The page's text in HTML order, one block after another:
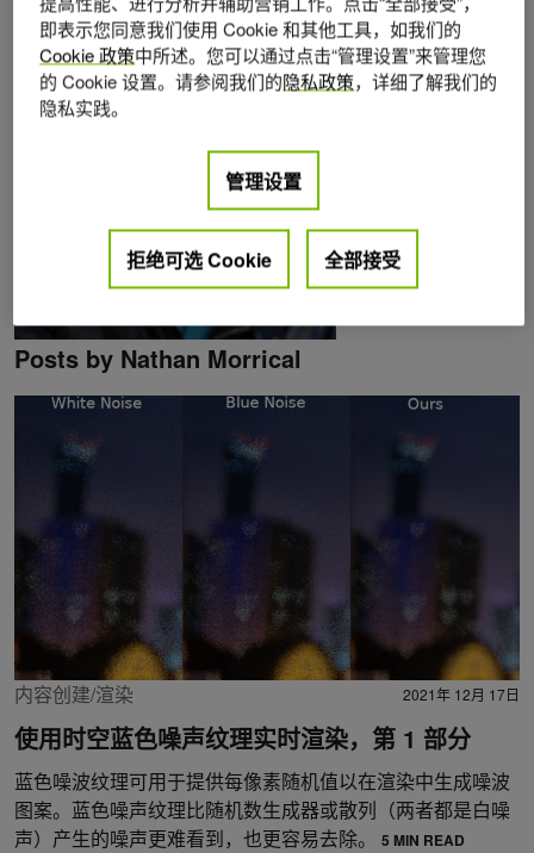
Posts by Nathan Morrical
内容创建/渲染 2021年 12月 17日
使用时空蓝色噪声纹理实时渲染，第 1 部分
蓝色噪波纹理可用于提供每像素随机值以在渲染中生成噪波
图案。蓝色噪声纹理比随机数生成器或散列（两者都是白噪
声）产生的噪声更难看到，也更容易去除。
5 MIN READ
即表示您同意我们使用 Cookie 和其他工具，如我们的
Cookie 政策中所述。您可以通过点击“管理设置”来管理您
的 Cookie 设置。请参阅我们的隐私政策，详细了解我们的
隐私实践。
管理设置
拒绝可选 Cookie 全部接受